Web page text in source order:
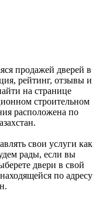
продажей дверей в
рейтинг, отзывы и
на странице
строительном
расположена по
свои услуги как
рады, если вы
двери в свой
по адресу